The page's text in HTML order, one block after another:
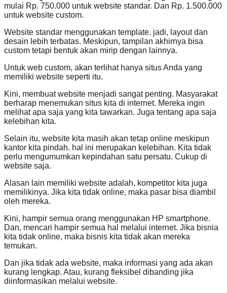
mulai Rp. 750.000 untuk website standar. Dan Rp. 1.500.000
untuk website custom.
Website standar menggunakan template. jadi, layout dan
desain lebih terbatas. Meskipun, tampilan akhirnya bisa
custom tetapi bentuk akan mirip dengan lainnya.
Untuk web custom, akan terlihat hanya situs Anda yang
memiliki website seperti itu.
Kini, membuat website menjadi sangat penting. Masyarakat
berharap menemukan situs kita di internet. Mereka ingin
melihat apa saja yang kita tawarkan. Juga tentang apa saja
kelebihan kita.
Selain itu, website kita masih akan tetap online meskipun
kantor kita pindah. hal ini merupakan kelebihan. Kita tidak
perlu mengumumkan kepindahan satu persatu. Cukup di
website saja.
Alasan lain memiliki website adalah, kompetitor kita juga
memilikinya. Jika kita tidak online, maka pasar bisa diambil
oleh mereka.
Kini, hampir semua orang menggunakan HP smartphone.
Dan, mencari hampir semua hal melalui internet. Jika bisnia
kita tidak online, maka bisnis kita tidak akan mereka
temukan.
Dan jika tidak ada website, maka informasi yang ada akan
kurang lengkap. Atau, kurang fleksibel dibanding jika
diinformasikan melalui website.